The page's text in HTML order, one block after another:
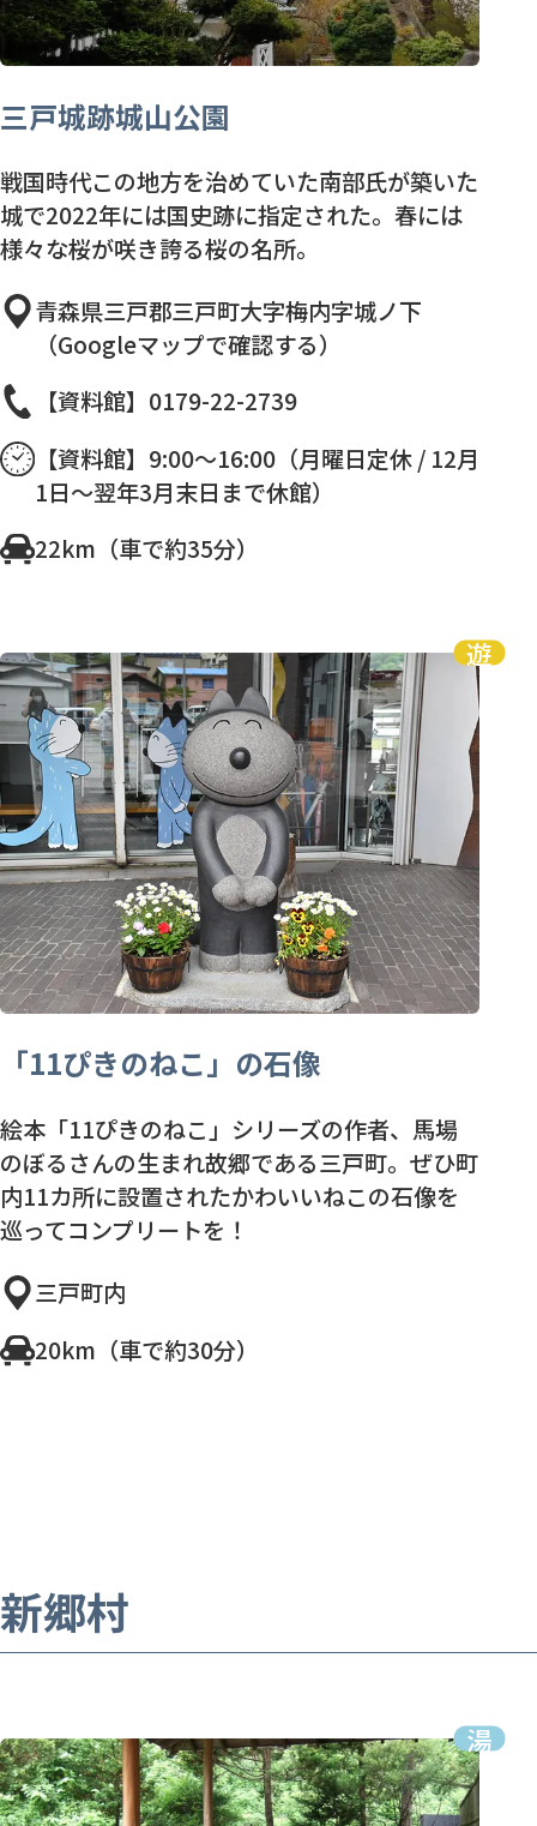
三戸城跡城山公園
戦国時代この地方を治めていた南部氏が築いた
城で2022年には国史跡に指定された。春には
様々な桜が咲き誇る桜の名所。
青森県三戸郡三戸町大字梅内字城ノ下
（Googleマップで確認する）
【資料館】0179-22-2739
【資料館】9:00～16:00（月曜日定休 / 12月
1日～翌年3月末日まで休館）
22km（車で約35分）
「11ぴきのねこ」の石像
絵本「11ぴきのねこ」シリーズの作者、馬場
のぼるさんの生まれ故郷である三戸町。ぜひ町
内11カ所に設置されたかわいいねこの石像を
巡ってコンプリートを！
三戸町内
20km（車で約30分）
新郷村